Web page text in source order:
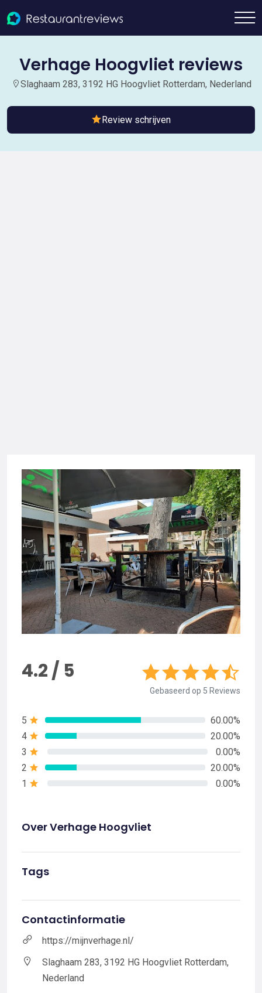
Verhage Hoogvliet reviews
Slaghaam 283, 3192 HG Hoogvliet Rotterdam, Nederland
Review schrijven
4.2 / 5
Gebaseerd op 5 Reviews
5
60.00%
4
20.00%
3
0.00%
2
20.00%
1
0.00%
Over Verhage Hoogvliet
Tags
Contactinformatie
https://mijnverhage.nl/
Slaghaam 283, 3192 HG Hoogvliet Rotterdam,
Nederland